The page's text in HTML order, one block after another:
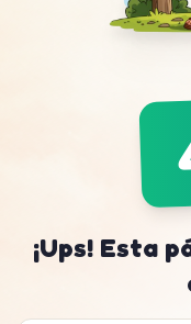
¡Ups! Esta